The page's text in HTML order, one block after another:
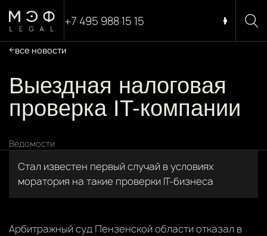
+7 495 988 15 15
все новости
Выездная налоговая
проверка IT-компании
Ведомости
Стал известен первый случай в условиях
моратория на такие проверки IT-бизнеса
Арбитражный суд Пензенской области отказал в